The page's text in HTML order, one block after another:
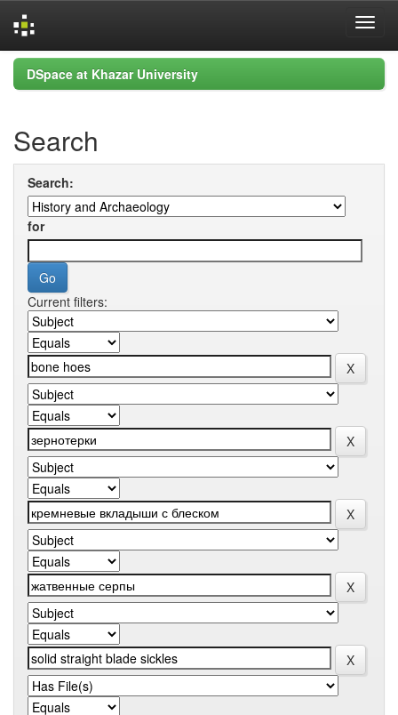
Skip
navigation
DSpace at Khazar University
Search
Search:
for
Current filters: